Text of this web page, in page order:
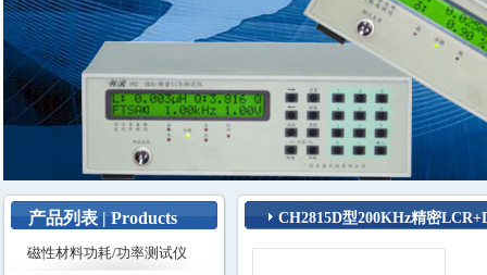
产品列表 | Products
磁性材料功耗/功率测试仪
CH2815D型200KHz精密